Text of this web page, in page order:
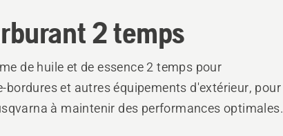
2 temps
de huile et de essence 2 temps pour
bordures et autres équipements d'extérieur, pour
à maintenir des performances optimales.